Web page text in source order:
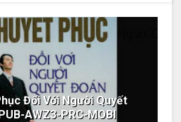
Đối Với Người Quyết
AWZ3-PRC-MOBI